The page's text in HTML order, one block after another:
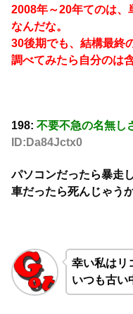
2008年～20年てのは、
なんだな。
30後期でも、結構最終
調べてみたら自分のは
198: 不要不急の名無し
ID:Da84Jctx0
パソコンだったら暴走
車だったら死んじゃう
幸い私はリ
いつも古い